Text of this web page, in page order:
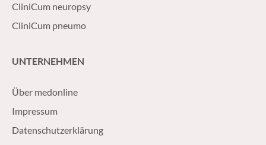
CliniCum neuropsy
CliniCum pneumo
UNTERNEHMEN
Über medonline
Impressum
Datenschutzerklärung